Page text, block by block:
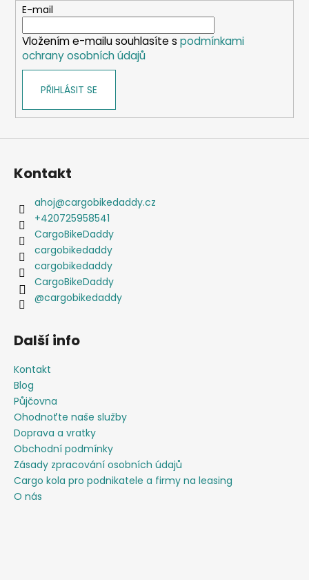
E-mail
Vložením e-mailu souhlasíte s podmínkami
ochrany osobních údajů
PŘIHLÁSIT SE
Kontakt
ahoj@cargobikedaddy.cz
+420725958541
CargoBikeDaddy
cargobikedaddy
cargobikedaddy
CargoBikeDaddy
@cargobikedaddy
Další info
Kontakt
Blog
Půjčovna
Ohodnoťte naše služby
Doprava a vratky
Obchodní podmínky
Zásady zpracování osobních údajů
Cargo kola pro podnikatele a firmy na leasing
O nás